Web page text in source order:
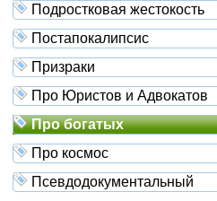
Подростковая жестокость
Постапокалипсис
Призраки
Про Юристов и Адвокатов
Про богатых
Про космос
Псевдодокументальный